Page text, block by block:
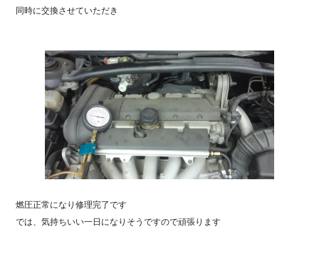
同時に交換させていただき
燃圧正常になり修理完了です
では、気持ちいい一日になりそうですので頑張ります